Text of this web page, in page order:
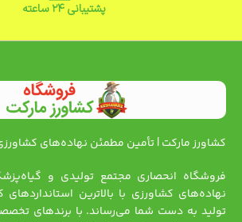
پشتیبانی ۲۴ ساعته
کشاورز مارکت | تأمین مطمئن نهاده‌های
فروشگاه انحصاری مجتمع تولیدی و
نهاده‌های کشاورزی با بالاترین
تولید به دست شما می‌رساند. با برندهای